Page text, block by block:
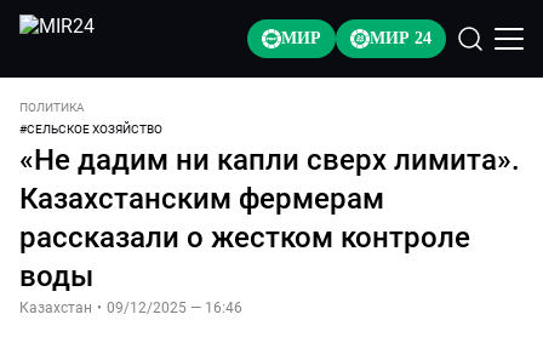
МИР МИР 24
ПОЛИТИКА
#СЕЛЬСКОЕ ХОЗЯЙСТВО
«Не дадим ни капли сверх лимита».
Казахстанским фермерам
рассказали о жестком контроле
воды
Казахстан • 09/12/2025 — 16:46